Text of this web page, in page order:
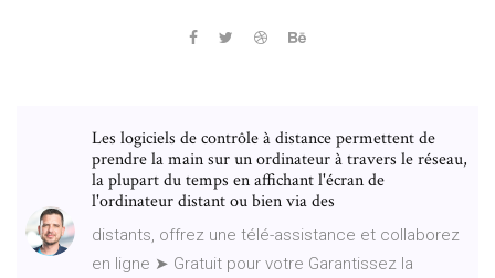
Les logiciels de contrôle à distance permettent de
prendre la main sur un ordinateur à travers le réseau,
la plupart du temps en affichant l'écran de
l'ordinateur distant ou bien via des
distants, offrez une télé-assistance et collaborez
en ligne ➤ Gratuit pour votre Garantissez la